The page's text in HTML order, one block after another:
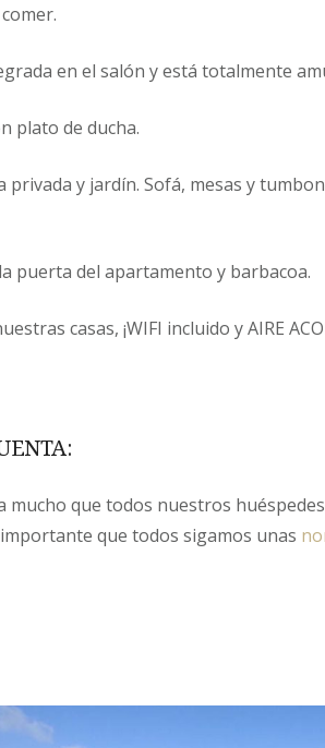
en el salón y está totalmente
plato de ducha.
privada y jardín. Sofá, mesas y
puerta del apartamento y barbacoa.
casas, ¡WIFI incluido y AIRE
mucho que todos nuestros
que todos sigamos unas